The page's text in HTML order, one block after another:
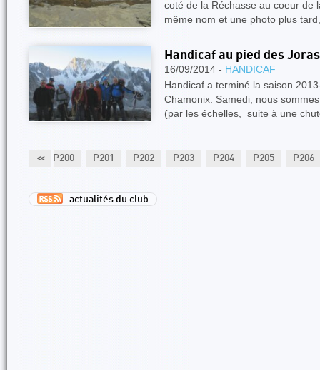
coté de la Réchasse au coeur de
même nom et une photo plus
Handicaf au pied des
16/09/2014 - HANDICAF
Handicaf a terminé la saison
Chamonix. Samedi, nous
(par les échelles, suite à une
<< P200 P201 P202 P203 P204 P205 P206
actualités du club